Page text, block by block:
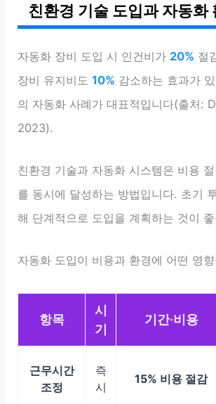
친환경 기술 도입과 자동화
자동화 장비 도입 시 인건비가 20% 절
장비 유지비도10% 감소하는 효과가
의 자동화 사례가 대표적입니다(출처:
2023).
친환경 기술과 자동화 시스템은 비용
를 동시에 달성하는 방법입니다. 초기
해 단계적으로 도입을 계획하는 것이
자동화 도입이 비용과 환경에 어떤 영
항목
시
기
기간·비용
근무시간
조정
즉
시
15% 비용 절감